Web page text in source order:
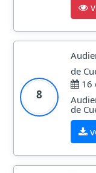
8
de
16
de